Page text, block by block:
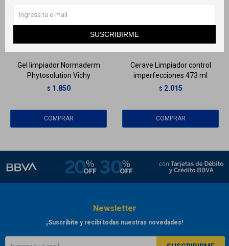
SUSCRIBIRME
LlegaMAÑANA
Gel limpiador Normaderm
Phytosolution Vichy
$ 1.850
LlegaMAÑANA
Cerave Limpiador control
imperfecciones 473 ml
$ 2.015
Newsletter
¡Suscribite y recibí todas nuestras novedades!